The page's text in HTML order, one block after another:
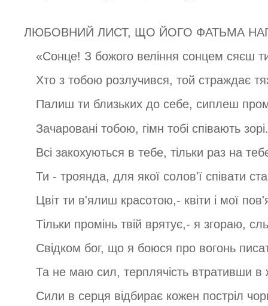
ЛЮБОВНИЙ ЛИСТ, ЩО ЙОГО ФАТЬМА
«Сонце! З божого веління сонцем сяєш
Хто з тобою розлучився, той страждає
Палиш ти близьких до себе, сиплеш
Зачаровані тобою, гімн тобі співають зорі.
Всі закохуються в тебе, тільки раз на
Ти - троянда, для якої солов'ї співати
Цвіт ти в'ялиш красотою,- квіти і мої
Тільки промінь твій врятує,- я згораю,
Свідком бог, що я боюся про вогонь
Та не маю сил, терплячість втративши в
Сили в серця відбирає кожен постріл